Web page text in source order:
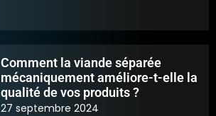
Comment la viande séparée
mécaniquement améliore-t-elle la
qualité de vos produits ?
27 septembre 2024